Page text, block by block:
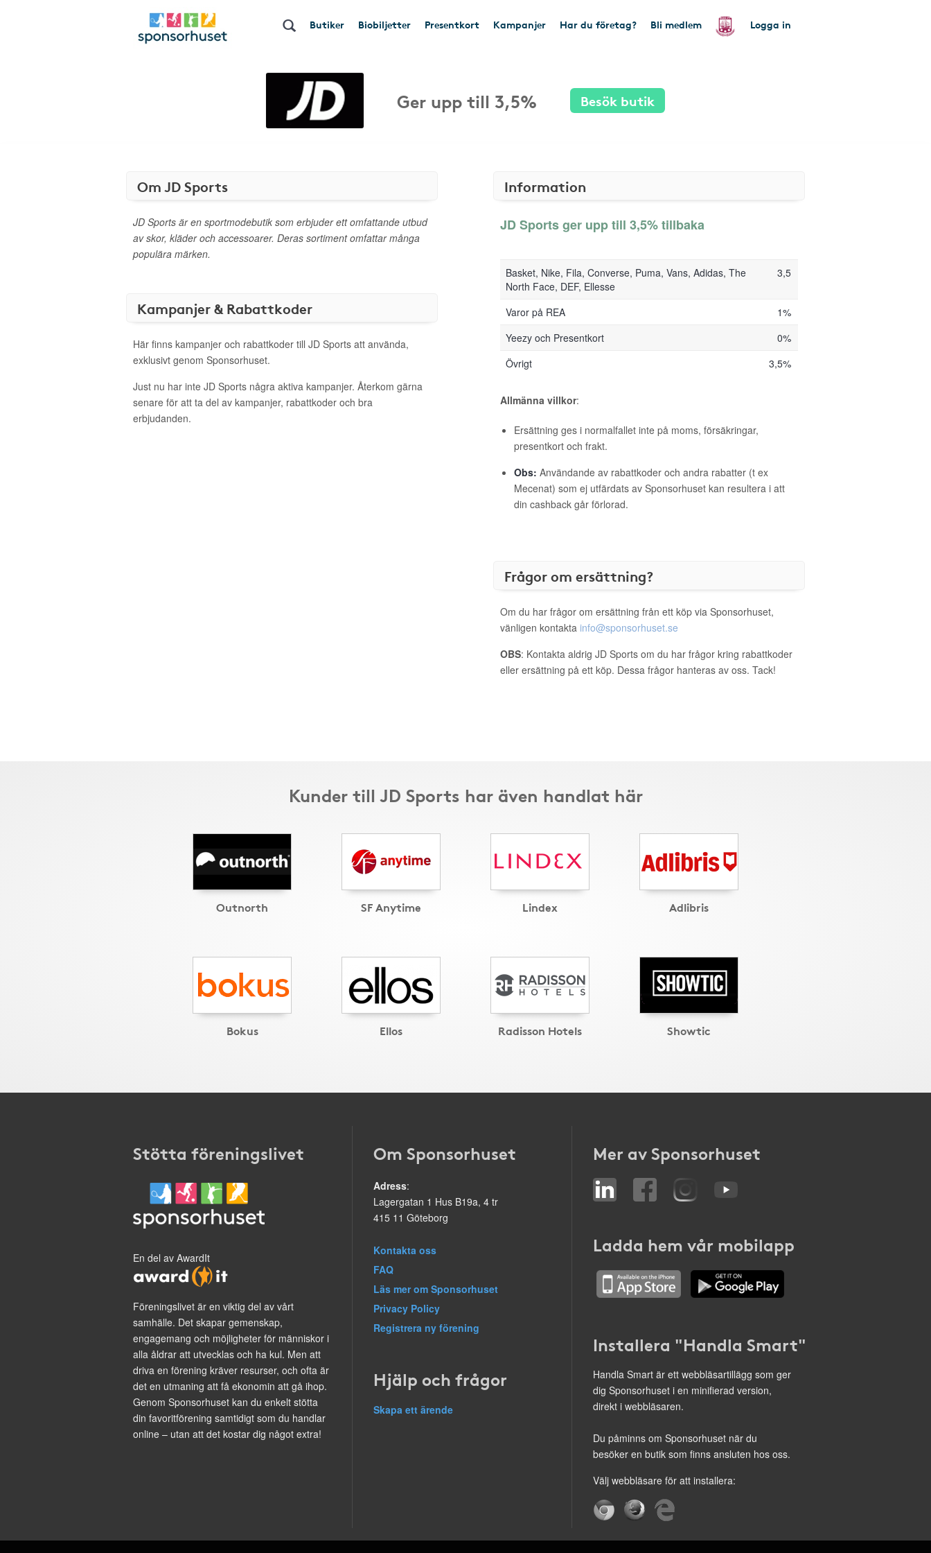
Butiker Biobiljetter Presentkort Kampanjer Har du företag? Bli medlem Logga in
Ger upp till 3,5% Besök butik
Om JD Sports
JD Sports är en sportmodebutik som erbjuder ett omfattande utbud
av skor, kläder och accessoarer. Deras sortiment omfattar många
populära märken.
Kampanjer & Rabattkoder
Här finns kampanjer och rabattkoder till JD Sports att använda,
exklusivt genom Sponsorhuset.
Just nu har inte JD Sports några aktiva kampanjer. Återkom gärna
senare för att ta del av kampanjer, rabattkoder och bra
erbjudanden.
Information
JD Sports ger upp till 3,5% tillbaka
Basket, Nike, Fila, Converse, Puma, Vans, Adidas, The
North Face, DEF, Ellesse
3,5
Varor på REA
1%
Yeezy och Presentkort
0%
Övrigt
3,5%
Allmänna villkor:
Ersättning ges i normalfallet inte på moms, försäkringar,
presentkort och frakt.
Obs: Användande av rabattkoder och andra rabatter (t ex
Mecenat) som ej utfärdats av Sponsorhuset kan resultera i att
din cashback går förlorad.
Frågor om ersättning?
Om du har frågor om ersättning från ett köp via Sponsorhuset,
vänligen kontakta info@sponsorhuset.se
OBS: Kontakta aldrig JD Sports om du har frågor kring rabattkoder
eller ersättning på ett köp. Dessa frågor hanteras av oss. Tack!
Kunder till JD Sports har även handlat här
Outnorth SF Anytime Lindex Adlibris
Bokus Ellos Radisson Hotels Showtic
Stötta föreningslivet
En del av AwardIt
Föreningslivet är en viktig del av vårt
samhälle. Det skapar gemenskap,
engagemang och möjligheter för människor i
alla åldrar att utvecklas och ha kul. Men att
driva en förening kräver resurser, och ofta är
det en utmaning att få ekonomin att gå ihop.
Genom Sponsorhuset kan du enkelt stötta
din favoritförening samtidigt som du handlar
online – utan att det kostar dig något extra!
Om Sponsorhuset
Adress:
Lagergatan 1 Hus B19a, 4 tr
415 11 Göteborg
Kontakta oss
FAQ
Läs mer om Sponsorhuset
Privacy Policy
Registrera ny förening
Hjälp och frågor
Skapa ett ärende
Mer av Sponsorhuset
Ladda hem vår mobilapp
Installera "Handla Smart"
Handla Smart är ett webbläsartillägg som ger
dig Sponsorhuset i en minifierad version,
direkt i webbläsaren.
Du påminns om Sponsorhuset när du
besöker en butik som finns ansluten hos oss.
Välj webbläsare för att installera: